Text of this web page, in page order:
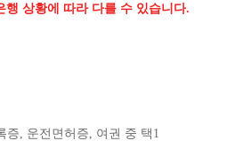
행 상황에 따라 다를 수 있습니다.
증, 운전면허증, 여권 중 택1